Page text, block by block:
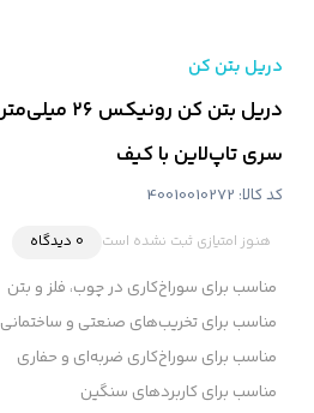
دریل بتن کن
سری تاپ‌لاین با کیف
کد کالا: 40010010272
هنوز امتیازی ثبت نشده است 0 دیدگاه
‌مناسب برای سوراخ‌کاری در چوب، فلز و بتن
مناسب برای تخریب‌های صنعتی و ساختمانی
مناسب برای سوراخ‌کاری‌ ضربه‌ای و حفاری
مناسب برای کاربردهای سنگین